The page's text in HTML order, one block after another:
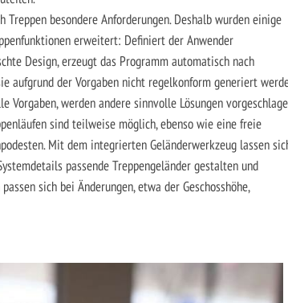
besondere Anforderungen. Deshalb wurden einige
erweitert: Definiert der Anwender
Design, erzeugt das Programm automatisch nach
aufgrund der Vorgaben nicht regelkonform generiert
werden andere sinnvolle Lösungen
sind teilweise möglich, ebenso wie eine freie
Mit dem integrierten Geländerwerkzeug lassen
passende Treppengeländer gestalten und
sich bei Änderungen, etwa der Geschosshöhe,